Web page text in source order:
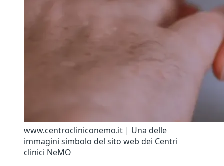
www.centrocliniconemo.it | Una delle
immagini simbolo del sito web dei Centri
clinici NeMO